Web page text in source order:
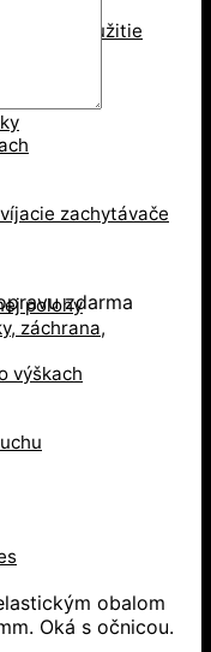
použitie
zachytávače
polohy
záchrana,
výškach
zdarma
obalom
Oká s očnicou.